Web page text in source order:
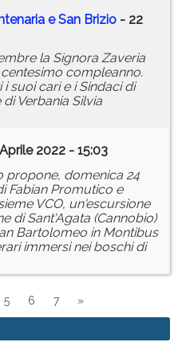
e San Brizio - 22
la Signora Zaveria
compleanno.
i suoi cari e i Sindaci di
Verbania Silvia
2022 - 15:03
propone, domenica 24
Fabian Promutico e
VCO, un'escursione
di Sant'Agata (Cannobio)
Bartolomeo in Montibus
immersi nei boschi di
5 6 7 »